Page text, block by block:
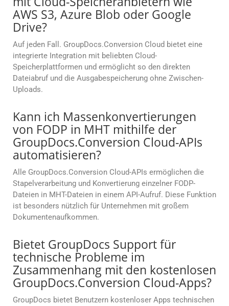
AWS S3, Azure Blob oder Google
Drive?
Auf jeden Fall. GroupDocs.Conversion Cloud bietet eine
integrierte Integration mit beliebten Cloud-
Speicherplattformen und ermöglicht so den direkten
Dateiabruf und die Ausgabespeicherung ohne Zwischen-
Uploads.
Kann ich Massenkonvertierungen
von FODP in MHT mithilfe der
GroupDocs.Conversion Cloud-APIs
automatisieren?
Alle GroupDocs.Conversion Cloud-APIs ermöglichen die
Stapelverarbeitung und Konvertierung einzelner FODP-
Dateien in MHT-Dateien in einem API-Aufruf. Diese Funktion
ist besonders nützlich für Unternehmen mit großem
Dokumentenaufkommen.
Bietet GroupDocs Support für
technische Probleme im
Zusammenhang mit den kostenlosen
GroupDocs.Conversion Cloud-Apps?
GroupDocs bietet Benutzern kostenloser Apps technischen